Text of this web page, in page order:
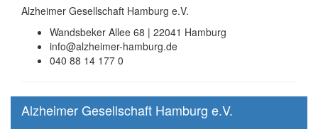
Alzheimer Gesellschaft Hamburg e.V.
Wandsbeker Allee 68 | 22041 Hamburg
info@alzheimer-hamburg.de
040 88 14 177 0
Alzheimer Gesellschaft Hamburg e.V.